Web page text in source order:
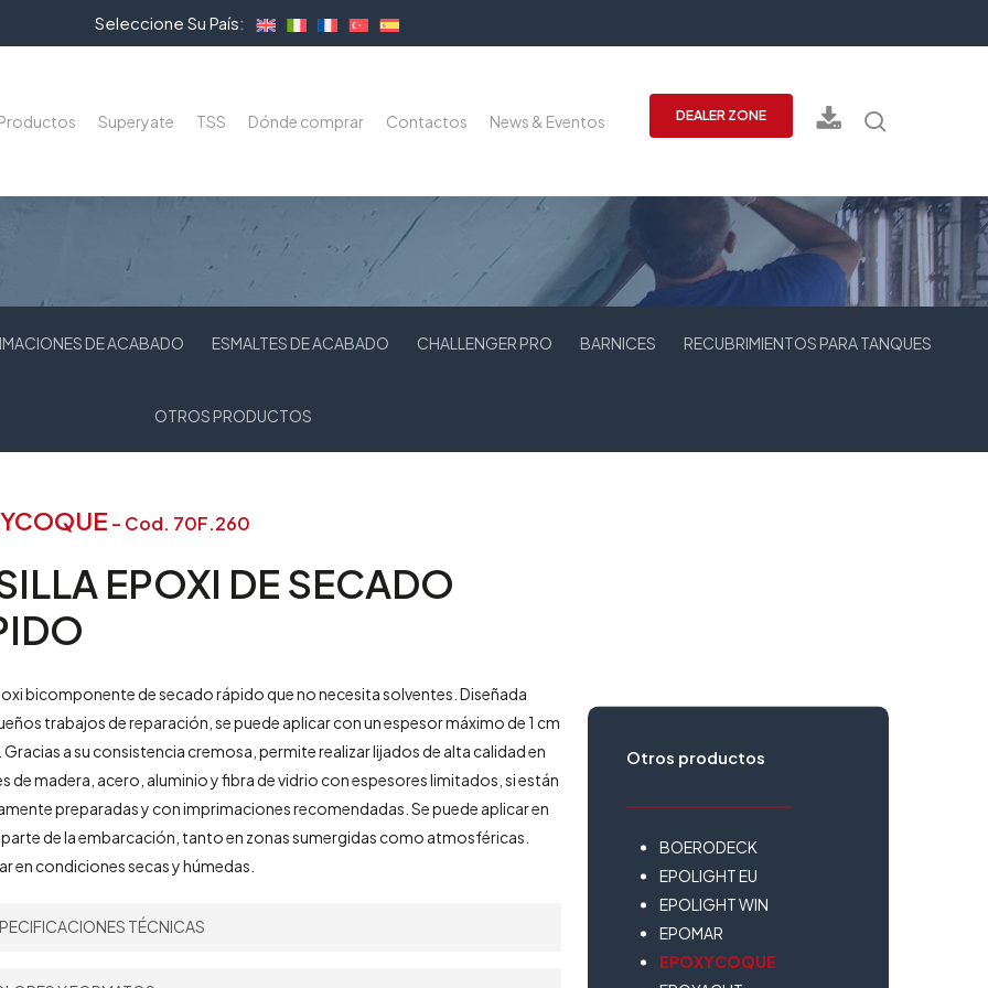
Seleccione Su País:
Superyate TSS Dónde comprar Contactos News & Eventos DEALER ZONE
DE ACABADO ESMALTES DE ACABADO CHALLENGER PRO BARNICES RECUBRIMIENTOS PARA TANQUES
OTROS PRODUCTOS
– Cod. 70F.260
EPOXI DE SECADO
bicomponente de secado rápido que no necesita solventes. Diseñada
trabajos de reparación, se puede aplicar con un espesor máximo de 1 cm
a su consistencia cremosa, permite realizar lijados de alta calidad en
de madera, acero, aluminio y fibra de vidrio con espesores limitados, si están
preparadas y con imprimaciones recomendadas. Se puede aplicar en
de la embarcación, tanto en zonas sumergidas como atmosféricas.
en condiciones secas y húmedas.
TÉCNICAS
Otros productos
BOERODECK
EPOLIGHT EU
EPOLIGHT WIN
EPOMAR
EPOXYCOQUE